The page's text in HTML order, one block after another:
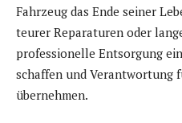
Fahrzeug das Ende seiner
teurer Reparaturen oder
professionelle Entsorgung
schaffen und Verantwortung
übernehmen.